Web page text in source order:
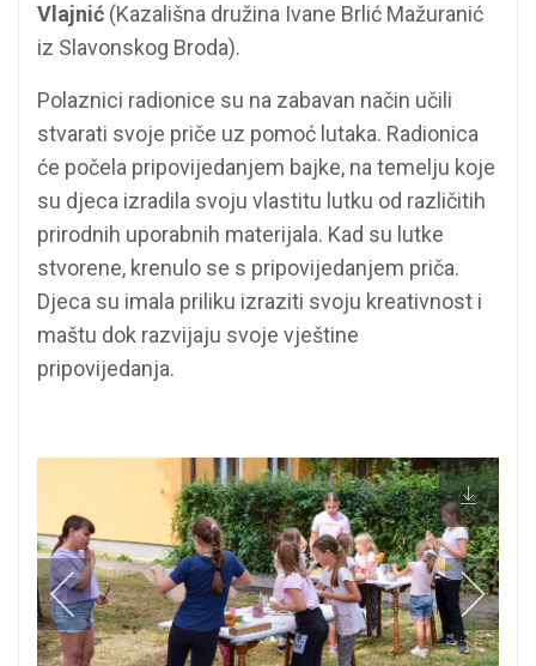
Vlajnić (Kazališna družina Ivane Brlić Mažuranić
iz Slavonskog Broda).
Polaznici radionice su na zabavan način učili
stvarati svoje priče uz pomoć lutaka. Radionica
će počela pripovijedanjem bajke, na temelju koje
su djeca izradila svoju vlastitu lutku od različitih
prirodnih uporabnih materijala. Kad su lutke
stvorene, krenulo se s pripovijedanjem priča.
Djeca su imala priliku izraziti svoju kreativnost i
maštu dok razvijaju svoje vještine
pripovijedanja.